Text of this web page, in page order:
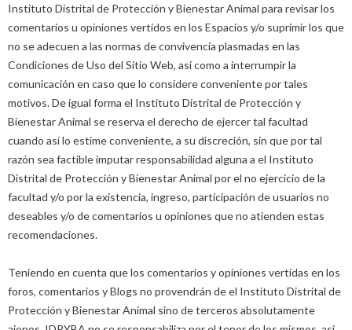
Instituto Distrital de Protección y Bienestar Animal para revisar los
comentarios u opiniones vertidos en los Espacios y/o suprimir los que
no se adecuen a las normas de convivencia plasmadas en las
Condiciones de Uso del Sitio Web, así como a interrumpir la
comunicación en caso que lo considere conveniente por tales
motivos. De igual forma el Instituto Distrital de Protección y
Bienestar Animal se reserva el derecho de ejercer tal facultad
cuando así lo estime conveniente, a su discreción, sin que por tal
razón sea factible imputar responsabilidad alguna a el Instituto
Distrital de Protección y Bienestar Animal por el no ejercicio de la
facultad y/o por la existencia, ingreso, participación de usuarios no
deseables y/o de comentarios u opiniones que no atienden estas
recomendaciones.
Teniendo en cuenta que los comentarios y opiniones vertidas en los
foros, comentarios y Blogs no provendrán de el Instituto Distrital de
Protección y Bienestar Animal sino de terceros absolutamente